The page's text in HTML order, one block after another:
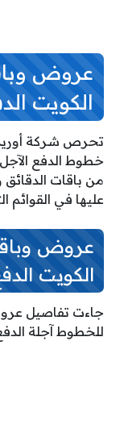
عروض
الكويت
تحرص شركة
خطوط الدفع
من باقات الدقائق
عليها في القوائم
عروض
الكويت
جاءت تفاصيل
للخطوط آجلة